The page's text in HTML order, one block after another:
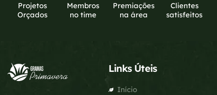
Projetos
Orçados
Membros
no time
Premiações
na área
Clientes
satisfeitos
Links Úteis
Início